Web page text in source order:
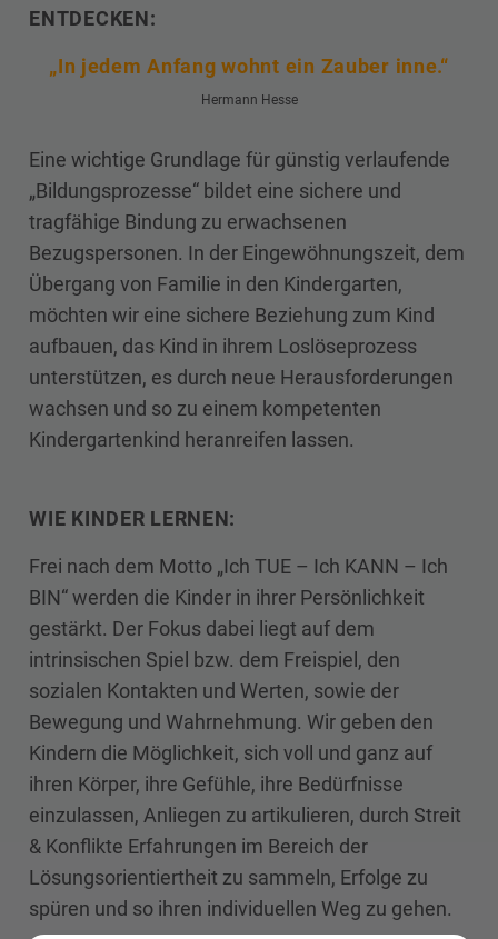
ENTDECKEN:
„In jedem Anfang wohnt ein Zauber inne.“
Hermann Hesse
Eine wichtige Grundlage für günstig verlaufende
„Bildungsprozesse“ bildet eine sichere und
tragfähige Bindung zu erwachsenen
Bezugspersonen. In der Eingewöhnungszeit, dem
Übergang von Familie in den Kindergarten,
möchten wir eine sichere Beziehung zum Kind
aufbauen, das Kind in ihrem Loslöseprozess
unterstützen, es durch neue Herausforderungen
wachsen und so zu einem kompetenten
Kindergartenkind heranreifen lassen.
WIE KINDER LERNEN:
Frei nach dem Motto „Ich TUE – Ich KANN – Ich
BIN“ werden die Kinder in ihrer Persönlichkeit
gestärkt. Der Fokus dabei liegt auf dem
intrinsischen Spiel bzw. dem Freispiel, den
sozialen Kontakten und Werten, sowie der
Bewegung und Wahrnehmung. Wir geben den
Kindern die Möglichkeit, sich voll und ganz auf
ihren Körper, ihre Gefühle, ihre Bedürfnisse
einzulassen, Anliegen zu artikulieren, durch Streit
& Konflikte Erfahrungen im Bereich der
Lösungsorientiertheit zu sammeln, Erfolge zu
spüren und so ihren individuellen Weg zu gehen.